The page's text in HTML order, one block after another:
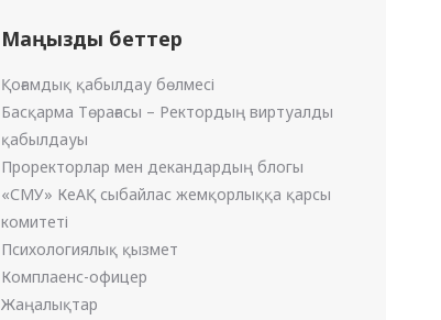
Маңызды беттер
Қоғамдық қабылдау бөлмесі
Басқарма Төрағасы – Ректордың виртуалды
қабылдауы
Проректорлар мен декандардың блогы
«СМУ» КеАҚ сыбайлас жемқорлыққа қарсы
комитеті
Психологиялық қызмет
Комплаенс-офицер
Жаңалықтар